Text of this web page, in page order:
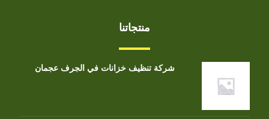
منتجاتنا
شركة تنظيف خزانات في الجرف عجمان